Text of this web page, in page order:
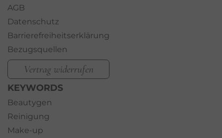
AGB
Datenschutz
Barrierefreiheitserklärung
Bezugsquellen
Vertrag widerrufen
KEYWORDS
Beautygen
Reinigung
Make-up